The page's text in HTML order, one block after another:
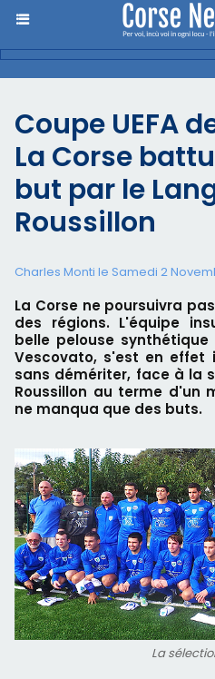
Coupe UEFA
La Corse
but par le
Roussillon
Charles Monti le Samedi 2
La Corse ne poursuivra
des régions. L'équipe
belle pelouse
Vescovato, s'est en effet
sans démériter, face à la
Roussillon au terme d'un
ne manqua que des buts.
La